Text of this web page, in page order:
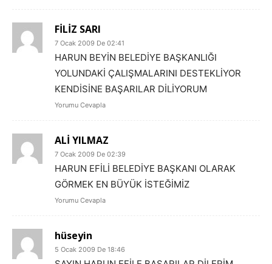
FİLİZ SARI
7 Ocak 2009 De 02:41
HARUN BEYİN BELEDİYE BAŞKANLIĞI
YOLUNDAKİ ÇALIŞMALARINI DESTEKLİYOR
KENDİSİNE BAŞARILAR DİLİYORUM
Yorumu Cevapla
ALİ YILMAZ
7 Ocak 2009 De 02:39
HARUN EFİLİ BELEDİYE BAŞKANI OLARAK
GÖRMEK EN BÜYÜK İSTEĞİMİZ
Yorumu Cevapla
hüseyin
5 Ocak 2009 De 18:46